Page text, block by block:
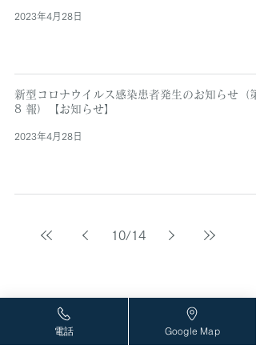
2023年4月28日
新型コロナウイルス感染患者発生のお知らせ（第
8 報）【お知らせ】
2023年4月28日
10/14
電話 Google Map